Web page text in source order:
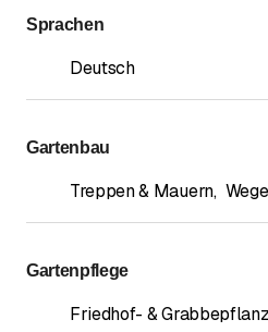
Sprachen
Deutsch
Gartenbau
Treppen & Mauern,
Gartenpflege
Friedhof- &